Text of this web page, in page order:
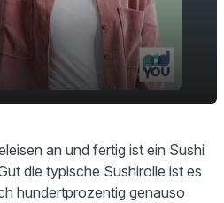
00:51
an und fertig ist ein Sushi
die typische Sushirolle ist es
hundertprozentig genauso